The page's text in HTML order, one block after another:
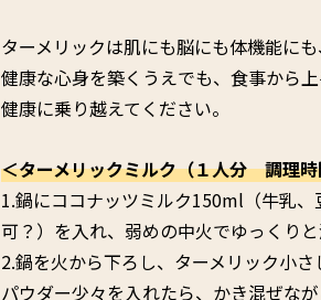
ターメリックは肌にも脳にも体機能に
健康な心身を築くうえでも、食事から
健康に乗り越えてください。
＜ターメリックミルク（１人分 調理
1.鍋にココナッツミルク150ml（牛乳
可？）を入れ、弱めの中火でゆっくり
2.鍋を火から下ろし、ターメリック小
パウダー少々を入れたら、かき混ぜな